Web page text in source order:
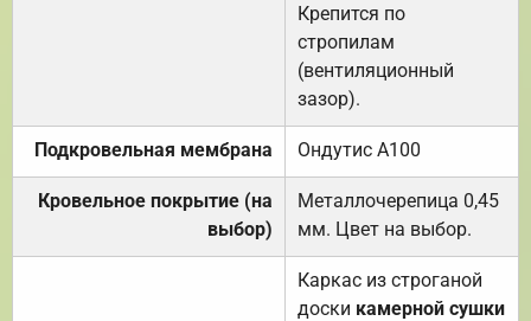
Крепится по
стропилам
(вентиляционный
зазор).
Подкровельная мембрана Ондутис А100
Кровельное покрытие (на
выбор)
Металлочерепица 0,45
мм. Цвет на выбор.
Каркас из строганой
доски камерной сушки